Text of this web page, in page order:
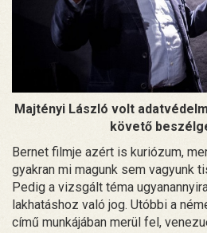
Majtényi László volt
követő
Bernet filmje azért is kuriózum,
gyakran mi magunk sem vagyunk
Pedig a vizsgált téma
lakhatáshoz való jog. Utóbbi a
című munkájában merül fel,